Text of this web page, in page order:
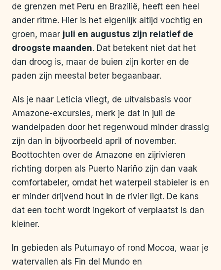
de grenzen met Peru en Brazilië, heeft een heel
ander ritme. Hier is het eigenlijk altijd vochtig en
groen, maar juli en augustus zijn relatief de
droogste maanden. Dat betekent niet dat het
dan droog is, maar de buien zijn korter en de
paden zijn meestal beter begaanbaar.
Als je naar Leticia vliegt, de uitvalsbasis voor
Amazone-excursies, merk je dat in juli de
wandelpaden door het regenwoud minder drassig
zijn dan in bijvoorbeeld april of november.
Boottochten over de Amazone en zijrivieren
richting dorpen als Puerto Nariño zijn dan vaak
comfortabeler, omdat het waterpeil stabieler is en
er minder drijvend hout in de rivier ligt. De kans
dat een tocht wordt ingekort of verplaatst is dan
kleiner.
In gebieden als Putumayo of rond Mocoa, waar je
watervallen als Fin del Mundo en